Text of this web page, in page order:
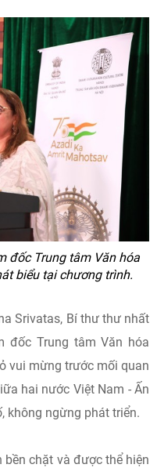
đốc Trung tâm Văn hóa
biểu tại chương trình.
Srivatas, Bí thư thư nhất
đốc Trung tâm Văn hóa
vui mừng trước mối quan
hai nước Việt Nam - Ấn
không ngừng phát triển.
chặt và được thể hiện